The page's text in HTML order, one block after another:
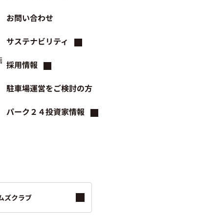
お問い合わせ
サステナビリティ
採用情報
駐車場運営をご検討の方
パーク２４投資家情報
ズクラブ